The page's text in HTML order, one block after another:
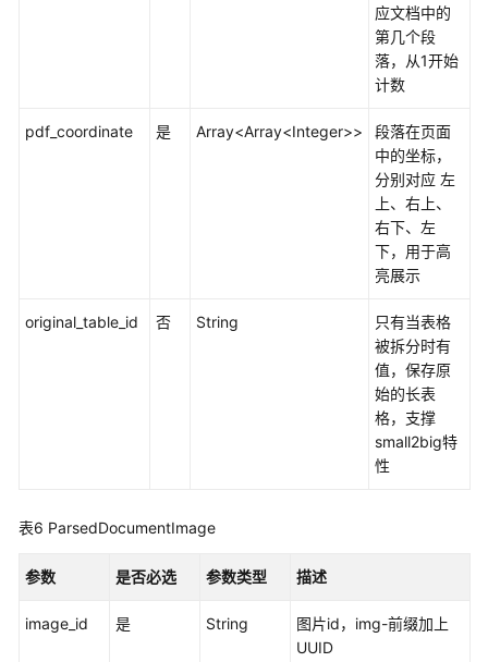
查
查
量
除
应文档中的
第几个段
落，从1开始
计数
pdf_coordinate 是 Array<Array<Integer>>
段落在页面
中的坐标，
分别对应 左
上、右上、
右下、左
下，用于高
亮展示
original_table_id 否 String
只有当表格
被拆分时有
值，保存原
始的长表
格，支撑
small2big特
性
表6 ParsedDocumentImage
参数 是否必选 参数类型 描述
image_id 是 String
图片id，img-前缀加上
UUID